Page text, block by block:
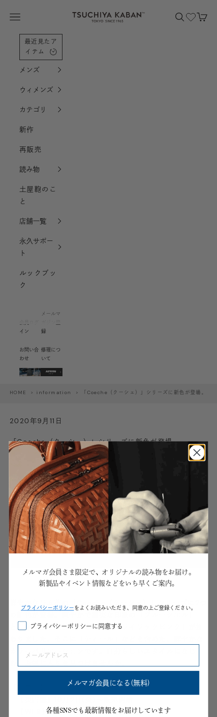
土屋鞄製造所
メニューを開く 検索を開く
カー
最近見たア
イテム
メンズ
ウィメンズ
カテゴリ
新作
再販売
読み物
土屋鞄のこ
と
店舗一覧
永久サポー
ト
ルックブッ
ク
イン
メールマ
録
お問い合
わせ
修理につ
いて
HOME > information > 「Coeche（クーシェ）」シリーズに新色が登場。
2020年9月11日
「Coeche（クーシェ）」シリーズに新色が登場。
と、華やかで女性らしさの香る「ライラックピンク」が加
カラーバリエーションです。自分らしいスタイルになじ
【WEB】10月2日(金)12時～販売開始
メルマガ会員さま限定で、オリジナルの読み物をお届け。
新製品やイベント情報などをいち早くご案内。
プライパシーポリシーをよくお読みいただき、同意の上ご登録ください。
プライバシーポリシーに同意する
メルマガ会員になる(無料)
各種SNSでも最新情報をお届けしています